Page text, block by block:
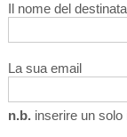
Il nome del
La sua email
n.b.inserire un solo